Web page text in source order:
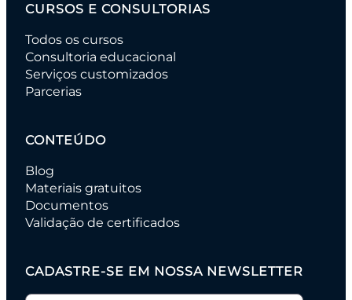
CURSOS E CONSULTORIAS
Todos os cursos
Consultoria educacional
Serviços customizados
Parcerias
CONTEÚDO
Blog
Materiais gratuitos
Documentos
Validação de certificados
CADASTRE-SE EM NOSSA NEWSLETTER